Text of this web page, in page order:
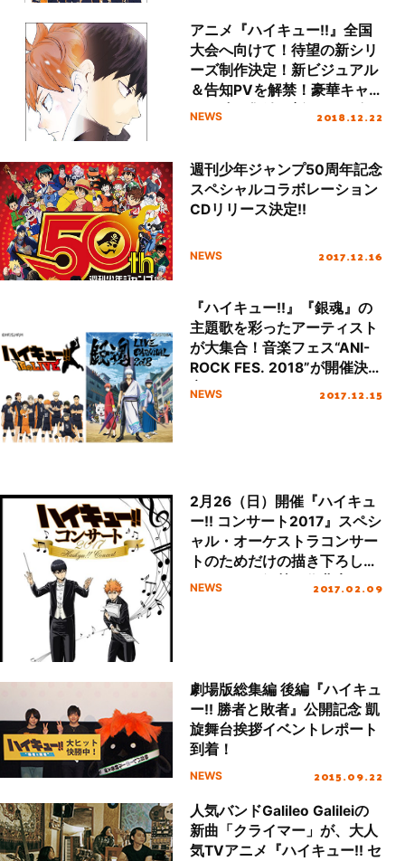
アニメ『ハイキュー!!』全国
大会へ向けて！待望の新シリ
ーズ制作決定！新ビジュアル
＆告知PVを解禁！豪華キャ
スト陣が集結！新シリーズキ
NEWS 2018.12.22
週刊少年ジャンプ50周年記念
スペシャルコラボレーション
CDリリース決定!!
NEWS 2017.12.16
『ハイキュー!!』『銀魂』の
主題歌を彩ったアーティスト
が大集合！音楽フェス“ANI-
ROCK FES. 2018”が開催決
定！
NEWS 2017.12.15
2月26（日）開催『ハイキュ
ー!! コンサート2017』スペシ
ャル・オーケストラコンサー
トのためだけの描き下ろしビ
ジュアルが解禁＆作曲家コメ
NEWS 2017.02.09
劇場版総集編 後編『ハイキュ
ー!! 勝者と敗者』公開記念 凱
旋舞台挨拶イベントレポート
到着！
NEWS 2015.09.22
人気バンドGalileo Galileiの
新曲「クライマー」が、大人
気TVアニメ『ハイキュー!! セ